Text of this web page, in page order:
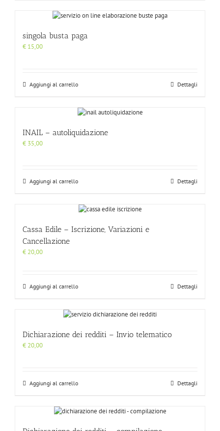
singola busta paga
€ 15,00
Aggiungi al carrello Dettagli
INAIL – autoliquidazione
€ 35,00
Aggiungi al carrello Dettagli
Cassa Edile – Iscrizione, Variazioni e
Cancellazione
€ 20,00
Aggiungi al carrello Dettagli
Dichiarazione dei redditi – Invio telematico
€ 20,00
Aggiungi al carrello Dettagli